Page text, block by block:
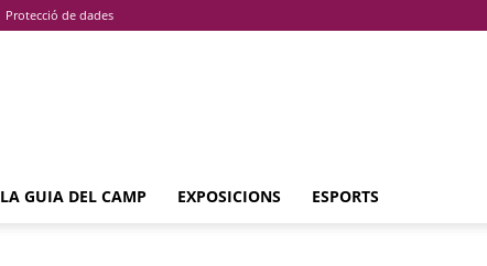
Protecció de dades
LA GUIA DEL CAMP EXPOSICIONS ESPORTS